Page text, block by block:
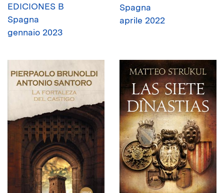
EDICIONES B
Spagna
gennaio 2023
Spagna
aprile 2022